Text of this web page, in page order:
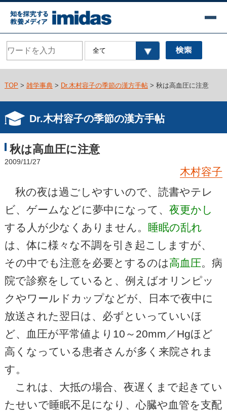
TOP > 雑学事典> Dr.木村容子の季節の漢方手帖> 秋は高血圧に注意
Dr.木村容子の季節の漢方手帖
秋は高血圧に注意
2009/11/27
木村容子
秋の夜は過ごしやすいので、読書やテレ
ビ、ゲームなどに夢中になって、 夜更かし
する人が少なくありません。 睡眠の乱れ
は、体に様々な不調を引き起こしますが、
その中でも注意を必要とするのは高血圧。病
院で診察をしていると、例えばオリンピッ
クやワールドカップなどが、日本で夜中に
放送された翌日は、必ずといっていいほ
ど、血圧が平常値より10～20mm／Hgほど
高くなっている患者さんが多く来院されま
す。
これは、大抵の場合、夜遅くまで起きてい
たせいで睡眠不足になり、心臓や血管を支配